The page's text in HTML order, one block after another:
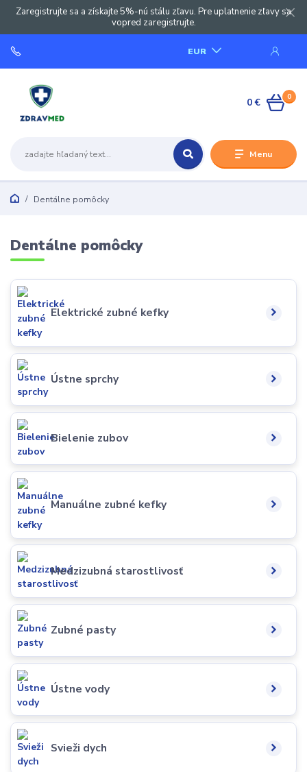
Zaregistrujte sa a získajte 5%-nú stálu zľavu. Pre uplatnenie zľavy sa
vopred zaregistrujte.
Menu
EUR
0
0 €
Dentálne pomôcky
Dentálne pomôcky
Elektrické zubné kefky
Ústne sprchy
Bielenie zubov
Manuálne zubné kefky
Medzizubná starostlivosť
Zubné pasty
Ústne vody
Svieži dych